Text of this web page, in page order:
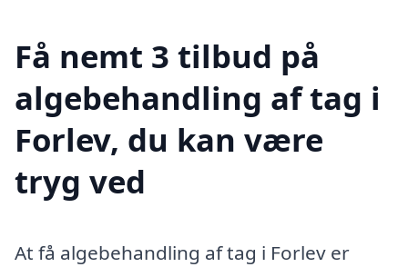
Få nemt 3 tilbud på
algebehandling af tag i
Forlev, du kan være
tryg ved
At få algebehandling af tag i Forlev er